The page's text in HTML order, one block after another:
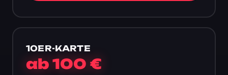
10ER-KARTE
ab 100 €